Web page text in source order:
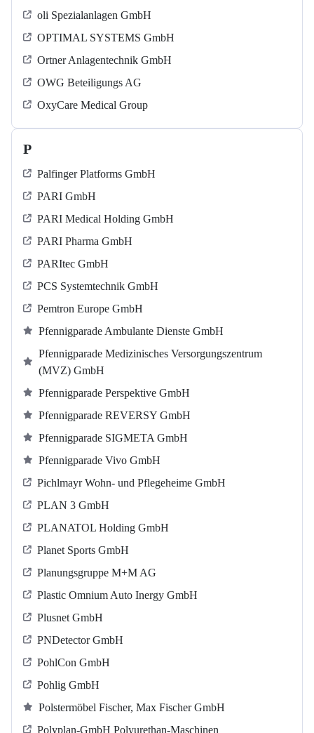
oli Spezialanlagen GmbH
OPTIMAL SYSTEMS GmbH
Ortner Anlagentechnik GmbH
OWG Beteiligungs AG
OxyCare Medical Group
P
Palfinger Platforms GmbH
PARI GmbH
PARI Medical Holding GmbH
PARI Pharma GmbH
PARItec GmbH
PCS Systemtechnik GmbH
Pemtron Europe GmbH
Pfennigparade Ambulante Dienste GmbH
Pfennigparade Medizinisches Versorgungszentrum
(MVZ) GmbH
Pfennigparade Perspektive GmbH
Pfennigparade REVERSY GmbH
Pfennigparade SIGMETA GmbH
Pfennigparade Vivo GmbH
Pichlmayr Wohn- und Pflegeheime GmbH
PLAN 3 GmbH
PLANATOL Holding GmbH
Planet Sports GmbH
Planungsgruppe M+M AG
Plastic Omnium Auto Inergy GmbH
Plusnet GmbH
PNDetector GmbH
PohlCon GmbH
Pohlig GmbH
Polstermöbel Fischer, Max Fischer GmbH
Polyplan-GmbH Polyurethan-Maschinen